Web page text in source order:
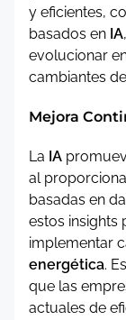
y eficientes,
basados en IA
evolucionar
cambiantes
Mejora
La IA
al
basadas en
estos insights
implementar
energética.
que las
actuales de